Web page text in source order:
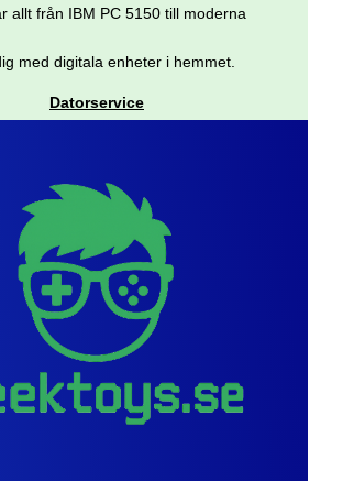
allt från IBM PC 5150 till moderna
med digitala enheter i hemmet.
Datorservice